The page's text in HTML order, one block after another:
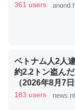
─ニュース :: 【研
これを元に考え
類は苦労してる
361 users
ベトナム人2人
約2.2トン盗ん
（2026年8月7
NEWS NNN
183 users